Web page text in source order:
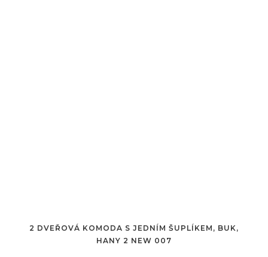
2 DVEŘOVÁ KOMODA S JEDNÍM ŠUPLÍKEM, BUK,
HANY 2 NEW 007